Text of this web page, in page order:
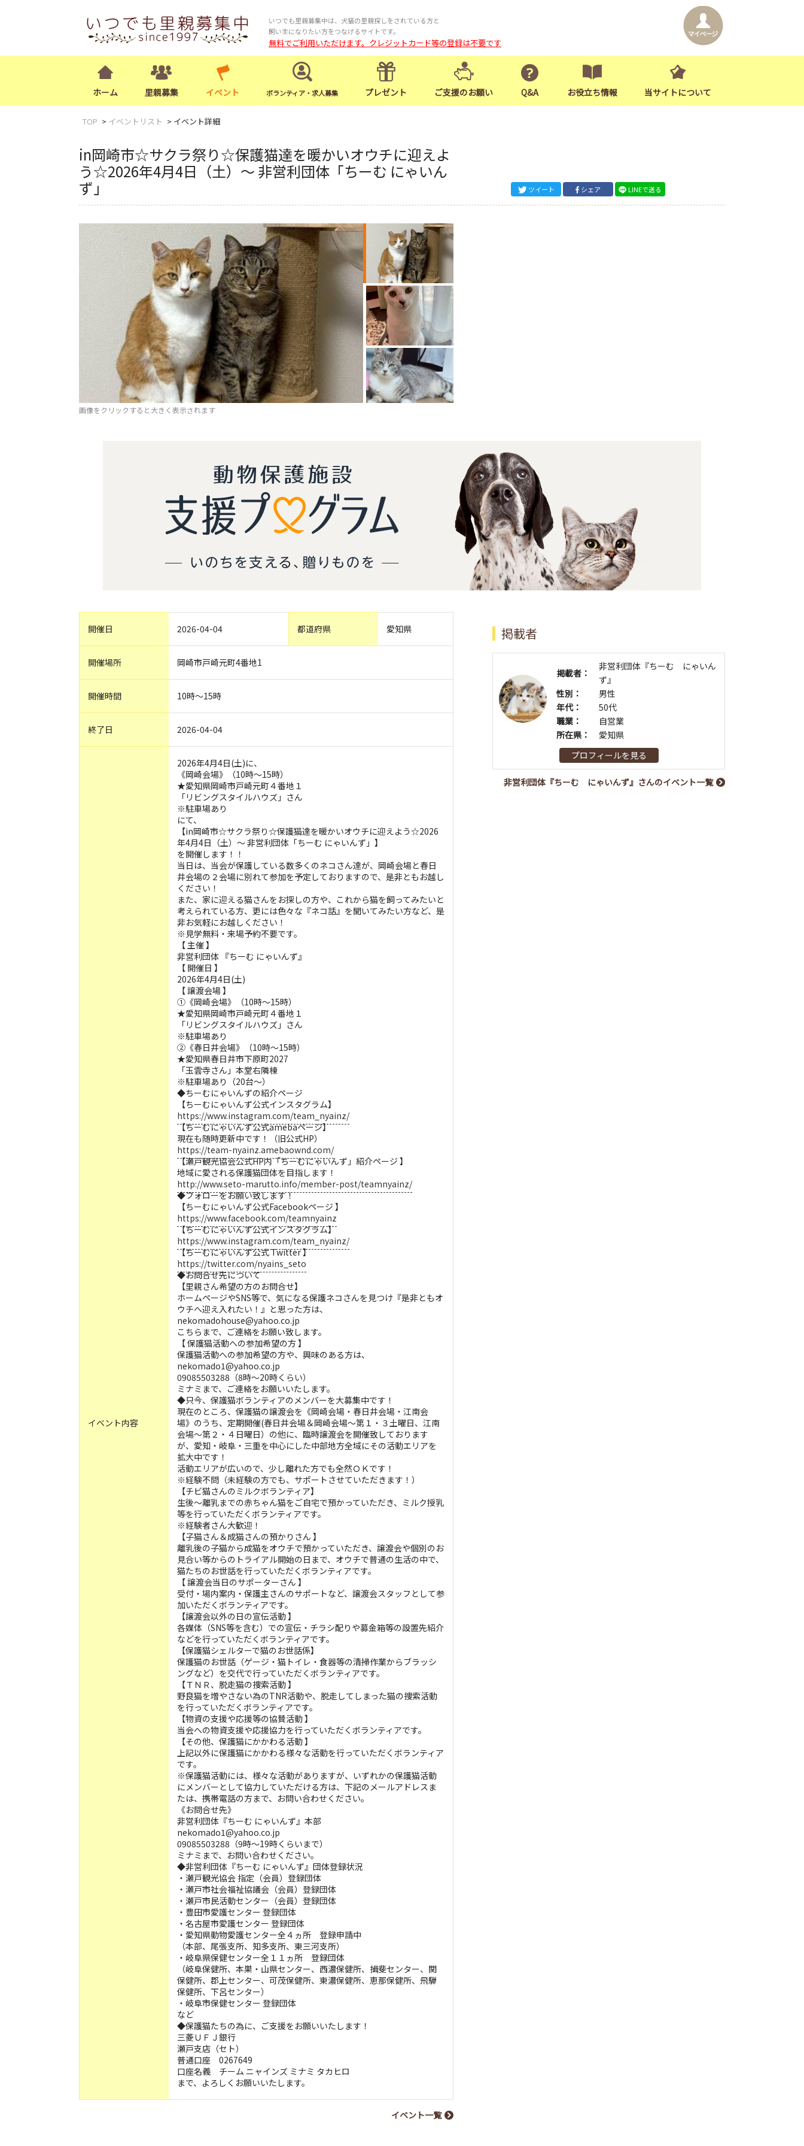
いつでも里親募集中は、犬猫の里親探しをされている方と
飼い主になりたい方をつなげるサイトです。
無料でご利用いただけます。クレジットカード等の登録は不要です
ホーム 里親募集 イベント ボランティア・求人募集 プレゼント ご支援のお願い Q&A お役立ち情報 当サイトについて
TOP イベントリスト イベント詳細
in岡崎市☆サクラ祭り☆保護猫達を暖かいオウチに迎えよ
う☆2026年4月4日（土）～ 非営利団体「ちーむ にゃいん
ず」
ツイート シェア LINEで送る
画像をクリックすると大きく表示されます
開催日 2026-04-04 都道府県 愛知県
開催場所 岡崎市戸崎元町4番地1
開催時間 10時～15時
終了日 2026-04-04
イベント内容
2026年4月4日(土)に、
《岡崎会場》（10時～15時）
★愛知県岡崎市戸崎元町４番地１
「リビングスタイルハウズ」さん
※駐車場あり
にて、
【in岡崎市☆サクラ祭り☆保護猫達を暖かいオウチに迎えよう☆2026
年4月4日（土）～ 非営利団体「ちーむ にゃいんず」】
を開催します！！
当日は、当会が保護している数多くのネコさん達が、岡崎会場と春日
井会場の２会場に別れて参加を予定しておりますので、是非ともお越し
ください！
また、家に迎える猫さんをお探しの方や、これから猫を飼ってみたいと
考えられている方、更には色々な『ネコ話』を聞いてみたい方など、是
非お気軽にお越しください！
※見学無料・来場予約不要です。
【 主催 】
非営利団体 『ちーむ にゃいんず』
【 開催日 】
2026年4月4日(土)
【 譲渡会場 】
①《岡崎会場》（10時～15時）
★愛知県岡崎市戸崎元町４番地１
「リビングスタイルハウズ」さん
※駐車場あり
②《春日井会場》（10時～15時）
★愛知県春日井市下原町2027
「玉雲寺さん」本堂右隣棟
※駐車場あり（20台～）
◆ちーむにゃいんずの紹介ページ
【ちーむにゃいんず公式インスタグラム】
https://www.instagram.com/team_nyainz/
【ちーむにゃいんず公式amebaページ】
現在も随時更新中です！（旧公式HP）
https://team-nyainz.amebaownd.com/
【瀬戸観光協会公式HP内「ちーむにゃいんず」紹介ページ 】
地域に愛される保護猫団体を目指します！
http://www.seto-marutto.info/member-post/teamnyainz/
◆フォローをお願い致します！
【ちーむにゃいんず公式Facebookページ 】
https://www.facebook.com/teamnyainz
【ちーむにゃいんず公式インスタグラム】
https://www.instagram.com/team_nyainz/
【ちーむにゃいんず公式 Twitter 】
https://twitter.com/nyains_seto
◆お問合せ先について
【里親さん希望の方のお問合せ】
ホームページやSNS等で、気になる保護ネコさんを見つけ『是非ともオ
ウチへ迎え入れたい！』と思った方は、
nekomadohouse@yahoo.co.jp
こちらまで、ご連絡をお願い致します。
【 保護猫活動への参加希望の方 】
保護猫活動への参加希望の方や、興味のある方は、
nekomado1@yahoo.co.jp
09085503288（8時～20時くらい）
ミナミまで、ご連絡をお願いいたします。
◆只今、保護猫ボランティアのメンバーを大募集中です！
現在のところ、保護猫の譲渡会を《岡崎会場・春日井会場・江南会
場》のうち、定期開催(春日井会場＆岡崎会場～第１・３土曜日、江南
会場～第２・４日曜日）の他に、臨時譲渡会を開催致しております
が、愛知・岐阜・三重を中心にした中部地方全域にその活動エリアを
拡大中です！
活動エリアが広いので、少し離れた方でも全然ＯＫです！
※経験不問（未経験の方でも、サポートさせていただきます！）
【チビ猫さんのミルクボランティア】
生後～離乳までの赤ちゃん猫をご自宅で預かっていただき、ミルク授乳
等を行っていただくボランティアです。
※経験者さん大歓迎！
【子猫さん＆成猫さんの預かりさん 】
離乳後の子猫から成猫をオウチで預かっていただき、譲渡会や個別のお
見合い等からのトライアル開始の日まで、オウチで普通の生活の中で、
猫たちのお世話を行っていただくボランティアです。
【 譲渡会当日のサポーターさん 】
受付・場内案内・保護主さんのサポートなど、譲渡会スタッフとして参
加いただくボランティアです。
【譲渡会以外の日の宣伝活動 】
各媒体（SNS等を含む）での宣伝・チラシ配りや募金箱等の設置先紹介
などを行っていただくボランティアです。
【保護猫シェルターで猫のお世話係】
保護猫のお世話（ゲージ・猫トイレ・食器等の清掃作業からブラッシ
ングなど）を交代で行っていただくボランティアです。
【ＴＮＲ、脱走猫の捜索活動 】
野良猫を増やさない為のTNR活動や、脱走してしまった猫の捜索活動
を行っていただくボランティアです。
【物資の支援や応援等の協賛活動 】
当会への物資支援や応援協力を行っていただくボランティアです。
【その他、保護猫にかかわる活動 】
上記以外に保護猫にかかわる様々な活動を行っていただくボランティア
です。
※保護猫活動には、様々な活動がありますが、いずれかの保護猫活動
にメンバーとして協力していただける方は、下記のメールアドレスま
たは、携帯電話の方まで、お問い合わせください。
《お問合せ先》
非営利団体『ちーむ にゃいんず』本部
nekomado1@yahoo.co.jp
09085503288（9時～19時くらいまで）
ミナミまで、お問い合わせください。
◆非営利団体『ちーむ にゃいんず』団体登録状況
・瀬戸観光協会 指定（会員）登録団体
・瀬戸市社会福祉協議会（会員）登録団体
・瀬戸市民活動センター（会員）登録団体
・豊田市愛護センター 登録団体
・名古屋市愛護センター 登録団体
・愛知県動物愛護センター全４ヵ所 登録申請中
（本部、尾張支所、知多支所、東三河支所）
・岐阜県保健センター全１１ヵ所 登録団体
（岐阜保健所、本巣・山県センター、西濃保健所、揖斐センター、関
保健所、郡上センター、可茂保健所、東濃保健所、恵那保健所、飛騨
保健所、下呂センター）
・岐阜市保健センター 登録団体
など
◆保護猫たちの為に、ご支援をお願いいたします！
三菱ＵＦＪ銀行
瀬戸支店（セト）
普通口座 0267649
口座名義 チーム ニャインズ ミナミ タカヒロ
まで、よろしくお願いいたします。
イベント一覧
掲載者
掲載者：
非営利団体『ちーむ にゃいん
ず』
性別：
男性
年代：
50代
職業：
自営業
所在県：
愛知県
プロフィールを見る
非営利団体『ちーむ にゃいんず』さんのイベント一覧